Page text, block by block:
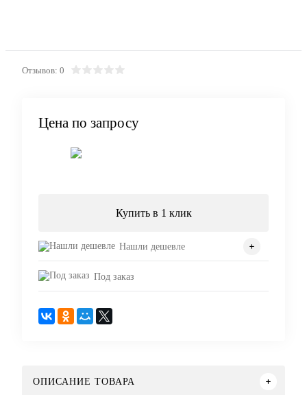
Отзывов: 0
Цена по запросу
Купить в 1 клик
Нашли дешевле
Под заказ
ОПИСАНИЕ ТОВАРА